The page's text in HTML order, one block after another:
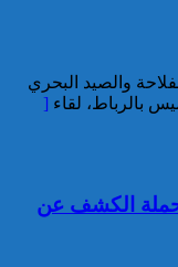
والصيد البحري
بالرباط، لقاء [
حملة الكشف عن